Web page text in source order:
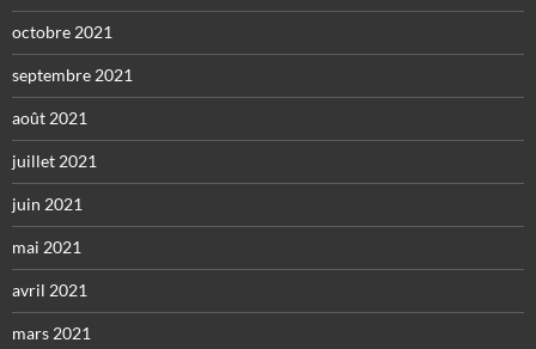
octobre 2021
septembre 2021
août 2021
juillet 2021
juin 2021
mai 2021
avril 2021
mars 2021